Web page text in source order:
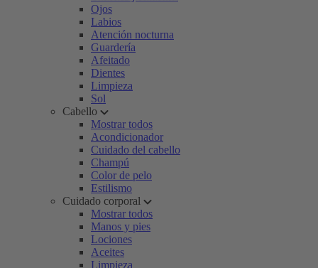
Ojos
Labios
Atención nocturna
Guardería
Afeitado
Dientes
Limpieza
Sol
Cabello
Mostrar todos
Acondicionador
Cuidado del cabello
Champú
Color de pelo
Estilismo
Cuidado corporal
Mostrar todos
Manos y pies
Lociones
Aceites
Limpieza